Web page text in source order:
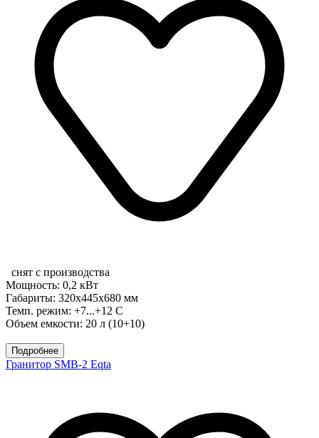
снят с производства
Мощность: 0,2 кВт
Габариты: 320х445х680 мм
Темп. режим: +7...+12 С
Объем емкости: 20 л (10+10)
Подробнее
Гранитор SMB-2 Eqta